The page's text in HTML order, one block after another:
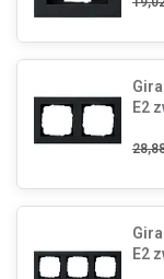
E2
E2